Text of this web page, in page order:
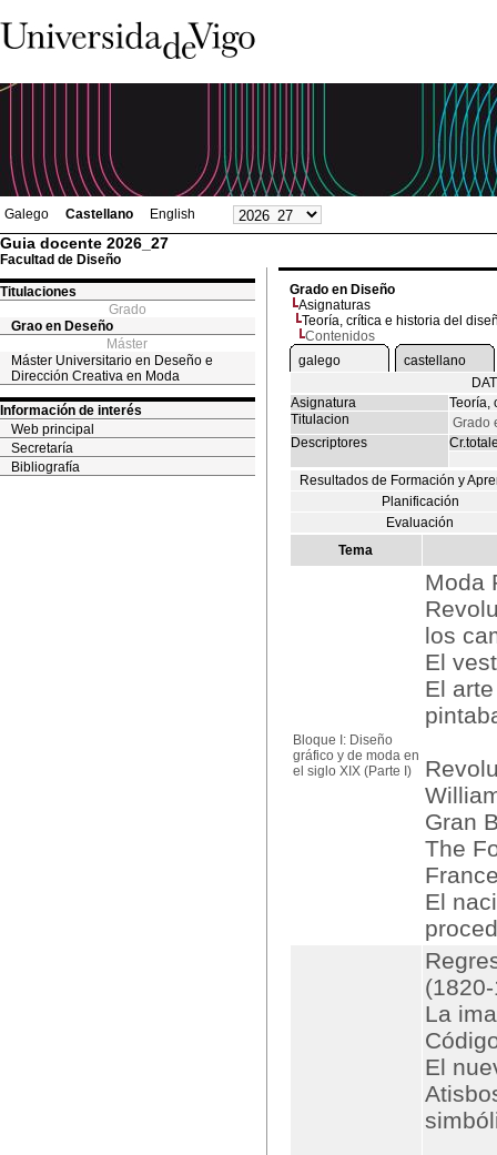
Galego Castellano English
Guia docente 2026_27
Facultad de Diseño
Titulaciones
Grado
Grao en Deseño
Máster
Máster Universitario en Deseño e
Dirección Creativa en Moda
Información de interés
Web principal
Secretaría
Bibliografía
Grado en Diseño
Asignaturas
Teoría, crítica e historia del
Contenidos
galego
castellano
Asignatura
Teoría,
Titulacion
Grado
Descriptores
Resultados de Formación y
Planificación
Evaluación
Tema
Bloque I: Diseño
gráfico y de moda en
el siglo XIX (Parte I)
Moda
los
El
El
Gran
The
El
La
El